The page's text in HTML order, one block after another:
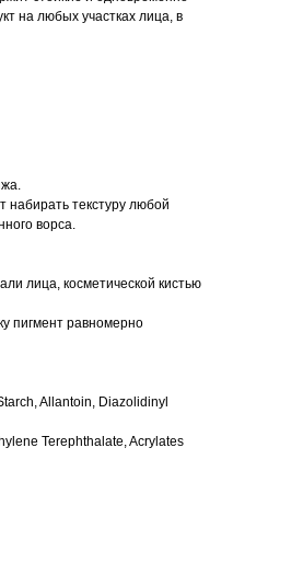
на любых участках лица, в
текстуру любой
ворса.
лица, косметической кистью
пигмент равномерно
Allantoin, Diazolidinyl
Terephthalate, Acrylates